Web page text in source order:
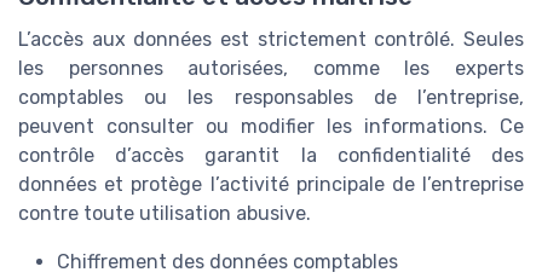
L’accès aux données est strictement contrôlé. Seules
les personnes autorisées, comme les experts
comptables ou les responsables de l’entreprise,
peuvent consulter ou modifier les informations. Ce
contrôle d’accès garantit la confidentialité des
données et protège l’activité principale de l’entreprise
contre toute utilisation abusive.
Chiffrement des données comptables